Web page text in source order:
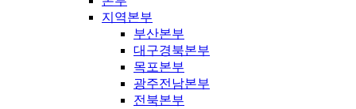
지역본부
부산본부
대구경북본부
목포본부
광주전남본부
전북본부